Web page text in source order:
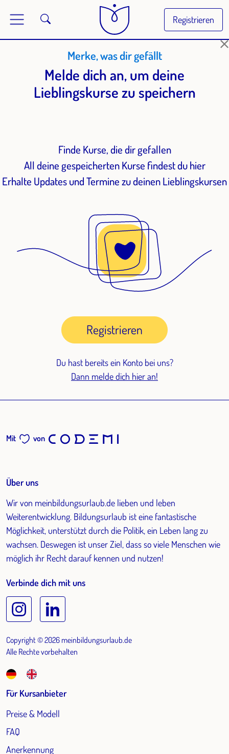
Registrieren
Merke, was dir gefällt
Melde dich an, um deine
Lieblingskurse zu speichern
Finde Kurse, die dir gefallen
All deine gespeicherten Kurse findest du hier
Erhalte Updates und Termine zu deinen Lieblingskursen
Registrieren
Du hast bereits ein Konto bei uns?
Dann melde dich hier an!
Mit von
Über uns
Wir von meinbildungsurlaub.de lieben und leben
Weiterentwicklung. Bildungsurlaub ist eine fantastische
Möglichkeit, unterstützt durch die Politik, ein Leben lang zu
wachsen. Deswegen ist unser Ziel, dass so viele Menschen wie
möglich ihr Recht darauf kennen und nutzen!
Verbinde dich mit uns
Copyright © 2026 meinbildungsurlaub.de
Alle Rechte vorbehalten
Für Kursanbieter
Preise & Modell
FAQ
Anerkennung